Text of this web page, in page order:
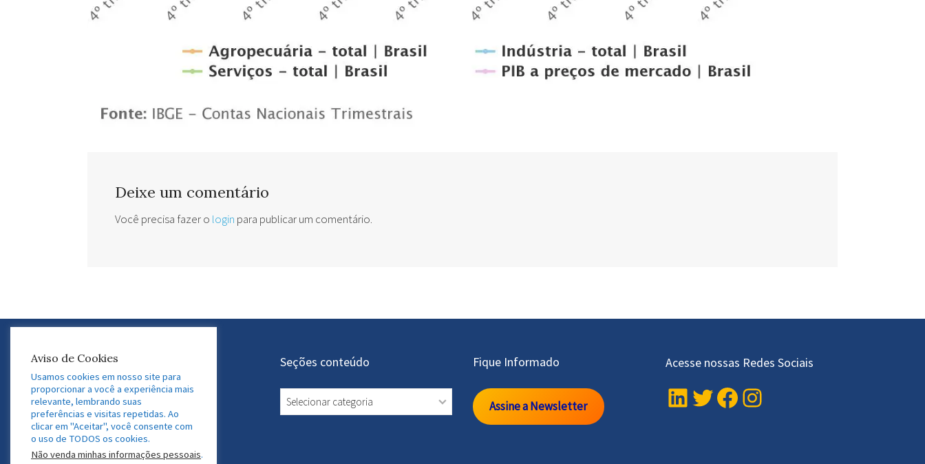
Deixe um comentário
Você precisa fazer o login para publicar um comentário.
Atuação do GEDAF
Educação e Gestão Financeira
ESG e Sustentabilidade
Tecnologia e Inovação
Desenvolvimento Profissional
Seções conteúdo
Seções
conteúdo
Fique Informado
Assine a Newsletter
Acesse nossas Redes Sociais
LinkedIn Twitter Facebook Instagram
Aviso de Cookies
Usamos cookies em nosso site para
proporcionar a você a experiência mais
relevante, lembrando suas
preferências e visitas repetidas. Ao
clicar em "Aceitar", você consente com
o uso de TODOS os cookies.
Não venda minhas informações pessoais.